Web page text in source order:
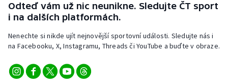
Stolní tenis
Triatlon
Veslování
Odteď vám už nic neunikne. Sledujte ČT sport
i na dalších platformách.
Nenechte si nikde ujít nejnovější sportovní události. Sledujte nás i
na Facebooku, X, Instagramu, Threads či YouTube a buďte v obraze.